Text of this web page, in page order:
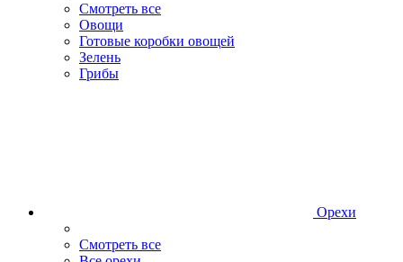
Смотреть все
Овощи
Готовые коробки овощей
Зелень
Грибы
Орехи
Смотреть все